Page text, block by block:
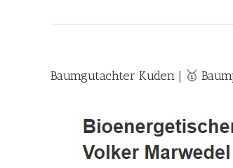
Baumgutachter Kuden | 🥇